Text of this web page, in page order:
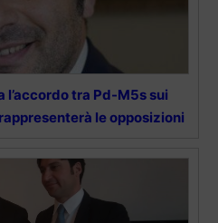
l’accordo tra Pd-M5s sui
le opposizioni